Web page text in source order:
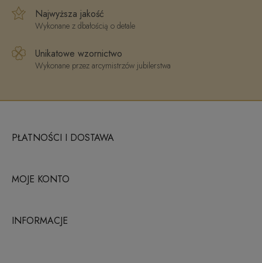
Najwyższa jakość
Wykonane z dbałością o detale
Unikatowe wzornictwo
Wykonane przez arcymistrzów jubilerstwa
PŁATNOŚCI I DOSTAWA
MOJE KONTO
INFORMACJE